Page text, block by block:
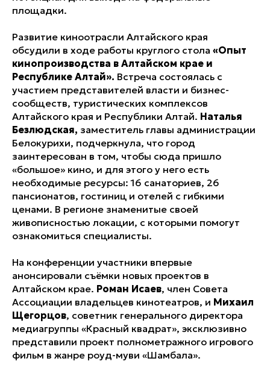
площадки.
Развитие киноотрасли Алтайского края
обсудили в ходе работы круглого стола «Опыт
кинопроизводства в Алтайском крае и
Республике Алтай». Встреча состоялась с
участием представителей власти и бизнес-
сообществ, туристических комплексов
Алтайского края и Республики Алтай. Наталья
Безлюдская, заместитель главы администрации
Белокурихи, подчеркнула, что город
заинтересован в том, чтобы сюда пришло
«большое» кино, и для этого у него есть
необходимые ресурсы: 16 санаториев, 26
пансионатов, гостиниц и отелей с гибкими
ценами. В регионе знаменитые своей
живописностью локации, с которыми помогут
ознакомиться специалисты.
На конференции участники впервые
анонсировали съёмки новых проектов в
Алтайском крае. Роман Исаев, член Совета
Ассоциации владельцев кинотеатров, и Михаил
Щегорцов, советник генерального директора
медиагруппы «Красный квадрат», эксклюзивно
представили проект полнометражного игрового
фильм в жанре роуд-муви «Шамбала».